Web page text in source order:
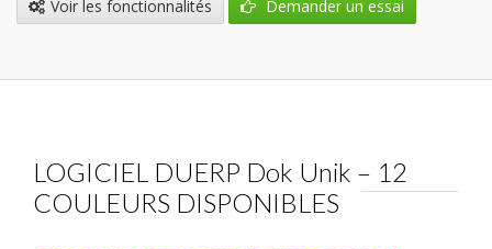
Voir les fonctionnalités Demander un essai
LOGICIEL DUERP Dok Unik – 12
COULEURS DISPONIBLES